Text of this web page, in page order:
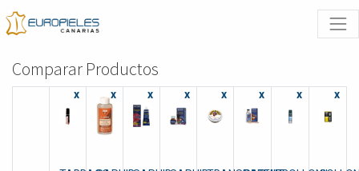
Comparar Productos
x x x x x x x x